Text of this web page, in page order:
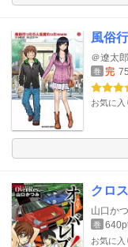
風俗
＠遼太郎
巻 完
お気に入
クロ
山口か
巻
お気に入